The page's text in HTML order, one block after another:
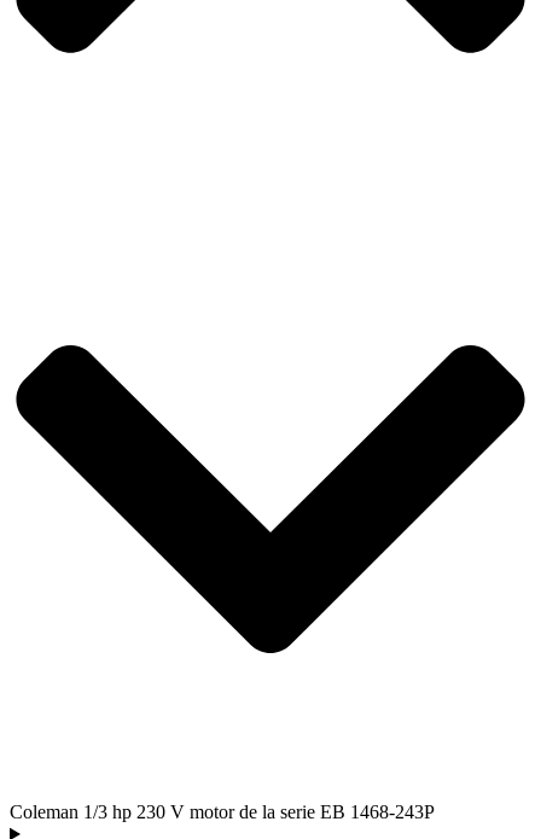
Coleman 1/3 hp 230 V motor de la serie EB 1468-243P